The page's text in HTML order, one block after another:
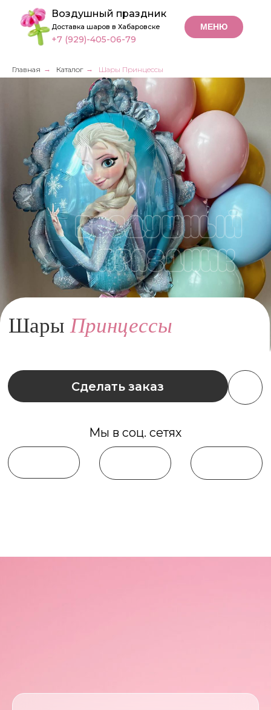
МЕНЮ
Воздушный праздник
Доставка шаров в Хабаровске
+7 (929)-405-06-79
Главная → Каталог → Шары Принцессы
ШарыПринцессы
Сделать заказ